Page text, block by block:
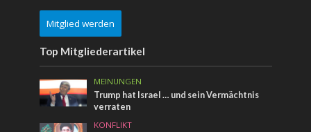
Mitglied werden
Top Mitgliederartikel
MEINUNGEN
Trump hat Israel … und sein Vermächtnis
verraten
KONFLIKT